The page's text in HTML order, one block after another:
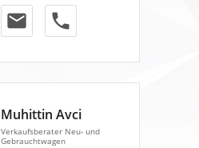
email phone
Muhittin Avci
Verkaufsberater Neu- und
Gebrauchtwagen